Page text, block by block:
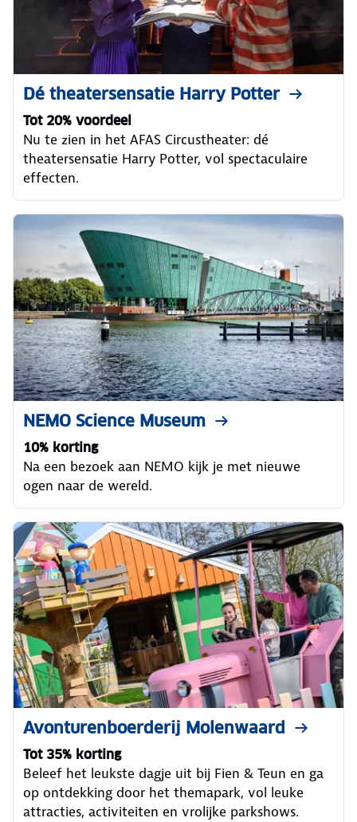
Dé theatersensatie Harry Potter
Tot 20% voordeel
Nu te zien in het AFAS Circustheater: dé
theatersensatie Harry Potter, vol spectaculaire
effecten.
NEMO Science Museum
10% korting
Na een bezoek aan NEMO kijk je met nieuwe
ogen naar de wereld.
Avonturenboerderij Molenwaard
Tot 35% korting
Beleef het leukste dagje uit bij Fien & Teun en ga
op ontdekking door het themapark, vol leuke
attracties, activiteiten en vrolijke parkshows.